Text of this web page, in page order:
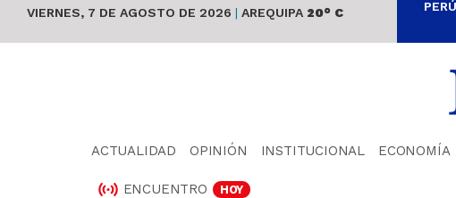
VIERNES, 7 DE AGOSTO DE 2026 | AREQUIPA 20° C
ACTUALIDAD OPINIÓN INSTITUCIONAL ECONOMÍA
ENCUENTRO HOY